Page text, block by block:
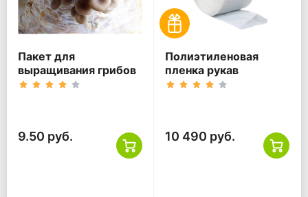
Пакет для
выращивания грибов
9.50 руб.
Полиэтиленовая
пленка рукав
10 490 руб.